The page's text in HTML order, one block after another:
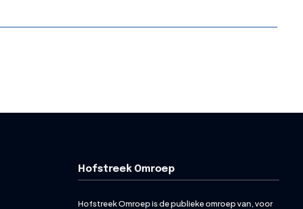
Hofstreek Omroep
Hofstreek Omroep is de publieke omroep van, voor